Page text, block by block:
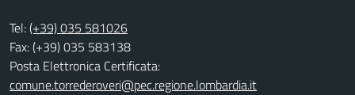
Tel:(+39) 035 581026
Fax: (+39) 035 583138
Posta Elettronica Certificata:
comune.torrederoveri@pec.regione.lombardia.it